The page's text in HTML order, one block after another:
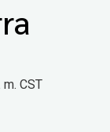
CST